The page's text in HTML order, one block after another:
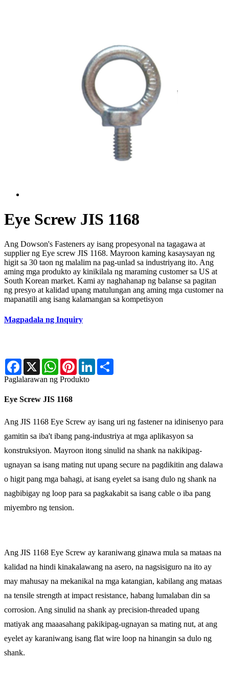
Eye Screw JIS 1168
Ang Dowson's Fasteners ay isang propesyonal na tagagawa at
supplier ng Eye screw JIS 1168. Mayroon kaming kasaysayan ng
higit sa 30 taon ng malalim na pag-unlad sa industriyang ito. Ang
aming mga produkto ay kinikilala ng maraming customer sa US at
South Korean market. Kami ay naghahanap ng balanse sa pagitan
ng presyo at kalidad upang matulungan ang aming mga customer na
mapanatili ang isang kalamangan sa kompetisyon
Magpadala ng Inquiry
Facebook
X WhatsAppPinterestLinkedIn
Paglalarawan ng Produkto
Eye Screw JIS 1168
Ang JIS 1168 Eye Screw ay isang uri ng fastener na idinisenyo para
gamitin sa iba't ibang pang-industriya at mga aplikasyon sa
konstruksiyon. Mayroon itong sinulid na shank na nakikipag-
ugnayan sa isang mating nut upang secure na pagdikitin ang dalawa
o higit pang mga bahagi, at isang eyelet sa isang dulo ng shank na
nagbibigay ng loop para sa pagkakabit sa isang cable o iba pang
miyembro ng tension.
Ang JIS 1168 Eye Screw ay karaniwang ginawa mula sa mataas na
kalidad na hindi kinakalawang na asero, na nagsisiguro na ito ay
may mahusay na mekanikal na mga katangian, kabilang ang mataas
na tensile strength at impact resistance, habang lumalaban din sa
corrosion. Ang sinulid na shank ay precision-threaded upang
matiyak ang maaasahang pakikipag-ugnayan sa mating nut, at ang
eyelet ay karaniwang isang flat wire loop na hinangin sa dulo ng
shank.